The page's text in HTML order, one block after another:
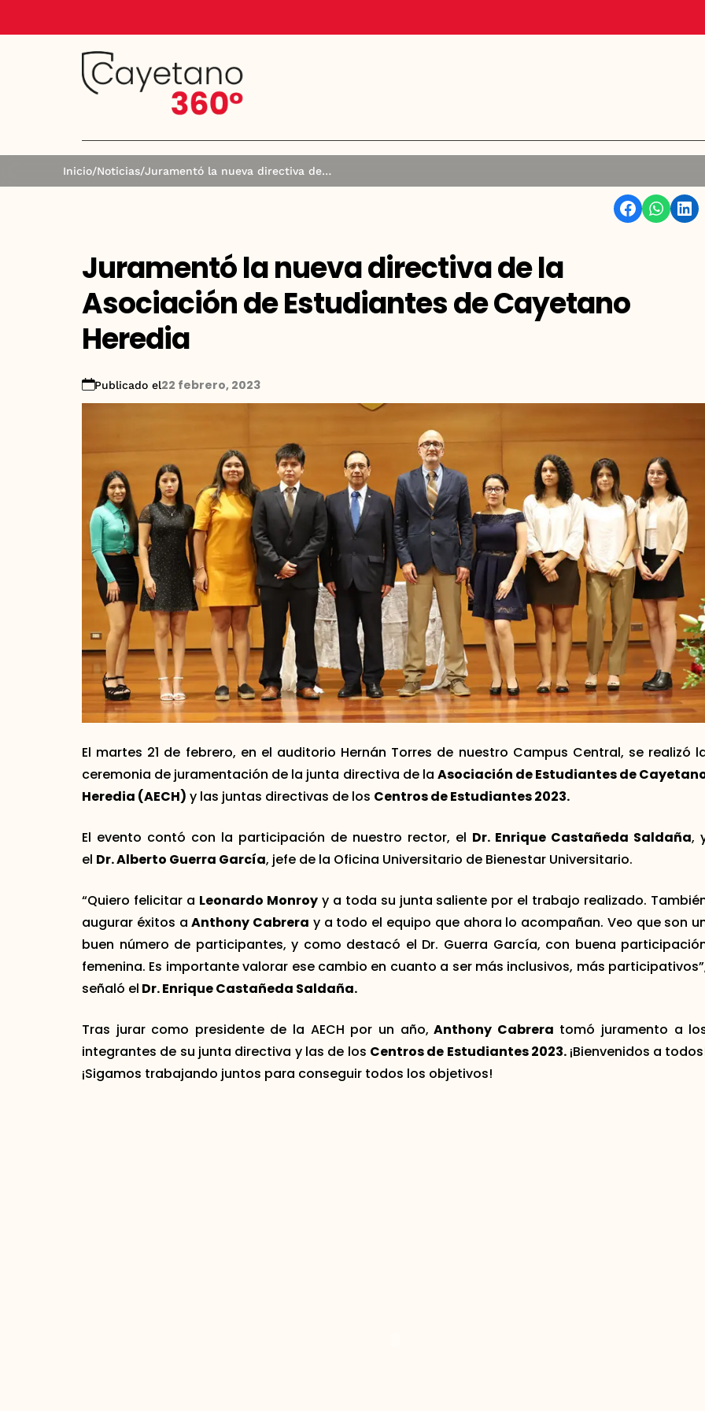
Inicio/Noticias/ Juramentó la nueva directiva de la Asociación de Estudiantes de Cayetano Heredia
Facebook WhatsApp Linkedin
Juramentó la nueva directiva de la
Asociación de Estudiantes de Cayetano
Heredia
Publicado el22 febrero, 2023
El martes 21 de febrero, en el auditorio Hernán Torres de nuestro Campus Central, se realizó
ceremonia de juramentación de la junta directiva de la Asociación de Estudiantes de
Heredia (AECH) y las juntas directivas de los Centros de Estudiantes 2023.
El evento contó con la participación de nuestro rector, el Dr. Enrique Castañeda Saldaña,
el Dr. Alberto Guerra García, jefe de la Oficina Universitario de Bienestar Universitario.
“Quiero felicitar a Leonardo Monroyy a toda su junta saliente por el trabajo realizado.
augurar éxitos aAnthony Cabrera y a todo el equipo que ahora lo acompañan. Veo que son
buen número de participantes, y como destacó el Dr. Guerra García, con buena
femenina. Es importante valorar ese cambio en cuanto a ser más inclusivos, más
señaló el Dr. Enrique Castañeda Saldaña.
Tras jurar como presidente de la AECH por un año, Anthony Cabrera tomó juramento a
integrantes de su junta directiva y las de los Centros de Estudiantes 2023. ¡Bienvenidos a
¡Sigamos trabajando juntos para conseguir todos los objetivos!